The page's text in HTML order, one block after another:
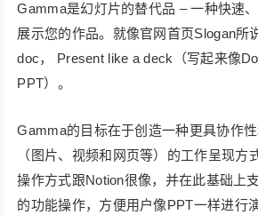
Gamma是幻灯片的替代品 – 一种快速
展示您的作品。就像官网首页Slogan所
doc， Present like a deck（写起来像
PPT）。
Gamma的目标在于创造一种更具协作
（图片、视频和网页等）的工作呈现方
操作方式跟Notion很像，并在此基础上
的功能操作，方便用户像PPT一样进行演